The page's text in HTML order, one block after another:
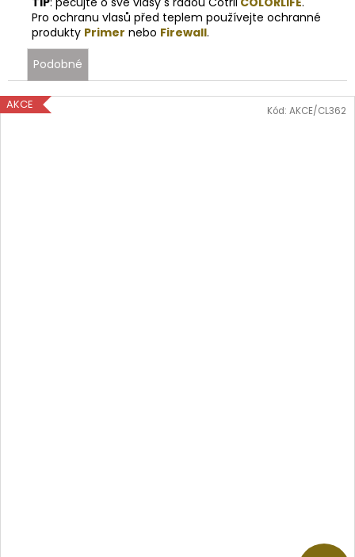
Pro ochranu vlasů před teplem používejte ochranné
produkty Primer nebo Firewall.
Podobné
AKCE Kód: AKCE/CL362